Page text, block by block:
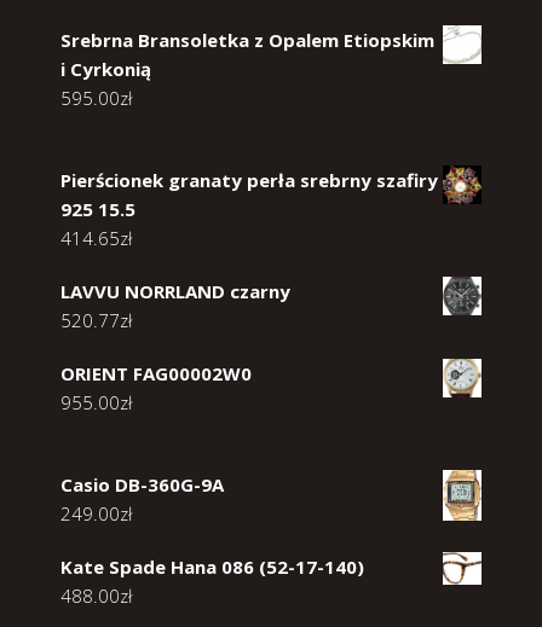
Srebrna Bransoletka z Opalem Etiopskim
i Cyrkonią
595.00zł
Pierścionek granaty perła srebrny szafiry
925 15.5
414.65zł
LAVVU NORRLAND czarny
520.77zł
ORIENT FAG00002W0
955.00zł
Casio DB-360G-9A
249.00zł
Kate Spade Hana 086 (52-17-140)
488.00zł